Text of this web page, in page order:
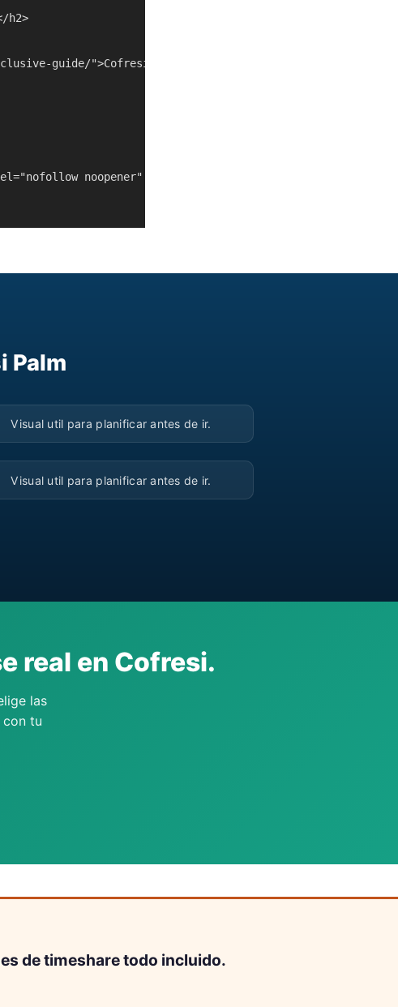
h2>
guide/">Cofresi All Inclusive Guide</a></li>
noopener" target="_blank">https://
Palm
▶
Visual util para planificar antes de ir.
▶
Visual util para planificar antes de ir.
real en Cofresi.
las
con tu
de timeshare todo incluido.